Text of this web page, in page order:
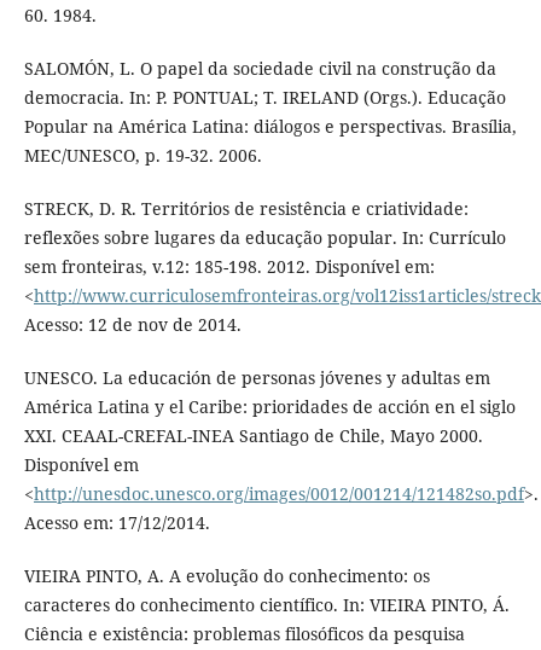
60. 1984.
SALOMÓN, L. O papel da sociedade civil na construção da
democracia. In: P. PONTUAL; T. IRELAND (Orgs.). Educação
Popular na América Latina: diálogos e perspectivas. Brasília,
MEC/UNESCO, p. 19-32. 2006.
STRECK, D. R. Territórios de resistência e criatividade:
reflexões sobre lugares da educação popular. In: Currículo
sem fronteiras, v.12: 185-198. 2012. Disponível em:
<http://www.curriculosemfronteiras.org/vol12iss1articles/
Acesso: 12 de nov de 2014.
UNESCO. La educación de personas jóvenes y adultas em
América Latina y el Caribe: prioridades de acción en el siglo
XXI. CEAAL-CREFAL-INEA Santiago de Chile, Mayo 2000.
Disponível em
<http://unesdoc.unesco.org/images/0012/001214/121482so.pdf>.
Acesso em: 17/12/2014.
VIEIRA PINTO, A. A evolução do conhecimento: os
caracteres do conhecimento científico. In: VIEIRA PINTO, Á.
Ciência e existência: problemas filosóficos da pesquisa